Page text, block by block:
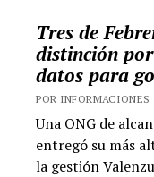
Tres de
distinción
datos para
POR INFORMACIONES
Una ONG de
entregó su más
la gestión